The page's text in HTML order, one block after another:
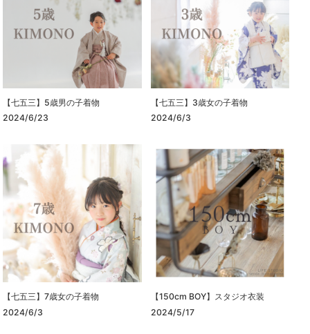
【七五三】5歳男の子着物
2024/6/23
【七五三】3歳女の子着物
2024/6/3
【七五三】7歳女の子着物
2024/6/3
【150cm BOY】スタジオ衣装
2024/5/17